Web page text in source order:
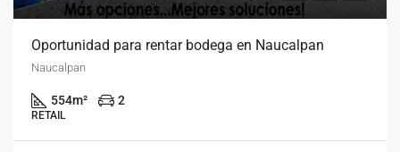
Oportunidad para rentar bodega en Naucalpan
Naucalpan
554m² 2
RETAIL